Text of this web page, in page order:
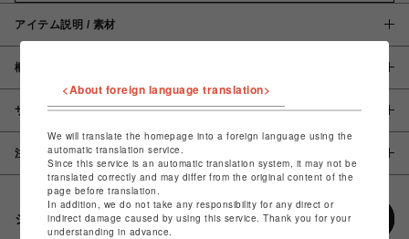
アイテム説明 / 素材
概要
サイズ
注意事項
シェアする
<About foreign language translation>
We will translate the homepage into a foreign language using the
automatic translation service.
Since this service is an automatic translation system, it may not be
translated correctly and may differ from the original content of the
page before translation.
In addition, we do not take any responsibility for any direct or
indirect damage caused by using this service. Thank you for your
understanding in advance.